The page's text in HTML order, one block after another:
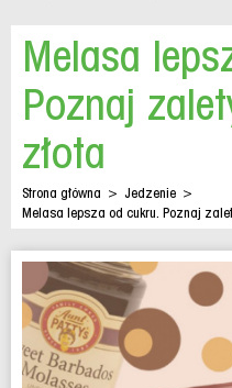
Melasa
Poznaj
złota
Strona główna > Jedzenie >
Melasa lepsza od cukru. Poznaj